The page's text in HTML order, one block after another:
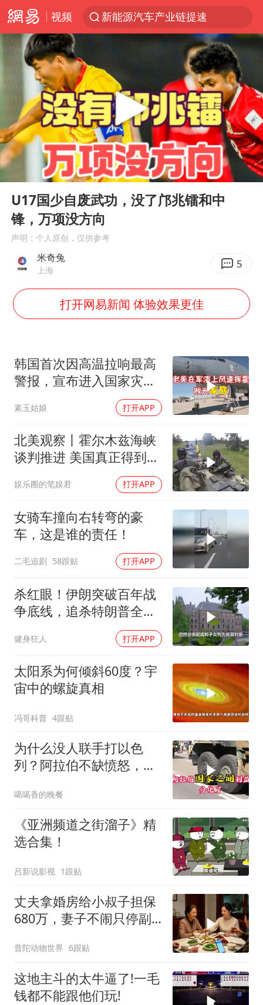
视频
新能源汽车产业链提速
众星发文悼念秦焰
大连一起飞航班因乘客可乐爆瓶折返
SK海力士回应“或出售重庆工厂”传闻
白海豚突然大拐弯 走出罕见路线
独闯南太行失联女子遗体已找到
辽宁28名务农人员中暑死亡？官方辟谣
今日103只涨停股5只跌停股
中央气象台继续发布暴雨橙警
医疗垃圾做手机壳 这也是谋财害命
武契奇：欧洲已处于大战边缘
成都多趟列车临时停运
部分银行上调存款利率
下党之路
Play
00:00 03:48
U17国少自废武功，没了邝兆镭和中
锋，万项没方向
声明：个人原创，仅供参考
米奇兔
上海 5
打开网易新闻 体验效果更佳
韩国首次因高温拉响最高
警报，宣布进入国家灾难
素玉姑娘 打开APP
北美观察丨霍尔木兹海峡
谈判推进 美国真正得到了
娱乐圈的笔娱君 打开APP
女骑车撞向右转弯的豪
车，这是谁的责任！
二毛追剧 58跟贴 打开APP
杀红眼！伊朗突破百年战
争底线，追杀特朗普全
家，血债必须血偿？
健身狂人 打开APP
太阳系为何倾斜60度？宇
宙中的螺旋真相
冯哥科普 4跟贴
为什么没人联手打以色
列？阿拉伯不缺愤怒，缺
噶噶香的晚餐
《亚洲频道之街溜子》精
选合集！
吕新说影视 1跟贴
丈夫拿婚房给小叔子担保
680万，妻子不闹只停副
普陀动物世界 6跟贴
这地主斗的太牛逼了!一毛
钱都不能跟他们玩!